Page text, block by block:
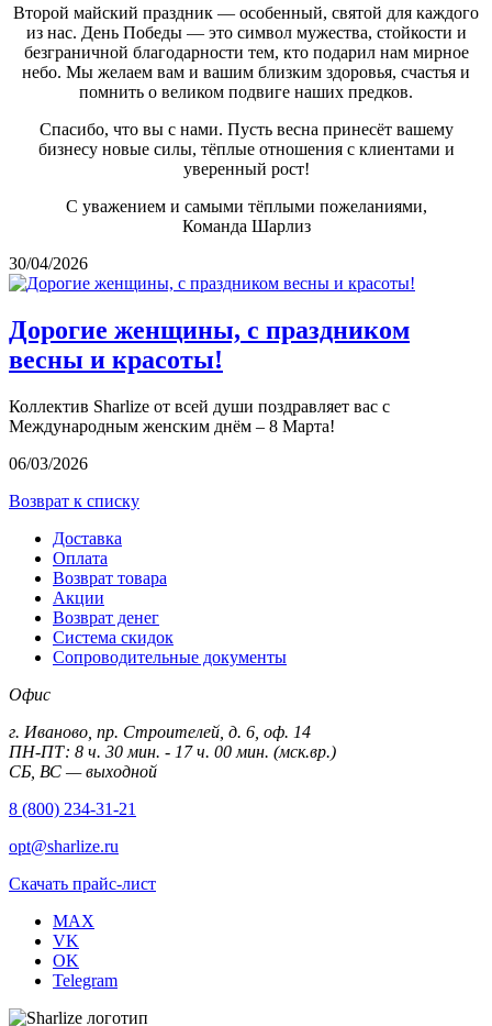
Второй майский праздник — особенный, святой для каждого
из нас. День Победы — это символ мужества, стойкости и
безграничной благодарности тем, кто подарил нам мирное
небо. Мы желаем вам и вашим близким здоровья, счастья и
помнить о великом подвиге наших предков.
Спасибо, что вы с нами. Пусть весна принесёт вашему
бизнесу новые силы, тёплые отношения с клиентами и
уверенный рост!
С уважением и самыми тёплыми пожеланиями,
Команда Шарлиз
30/04/2026
Дорогие женщины, с праздником
весны и красоты!
Коллектив Sharlize от всей души поздравляет вас с
Международным женским днём – 8 Марта!
06/03/2026
Возврат к списку
Доставка
Оплата
Возврат товара
Акции
Возврат денег
Система скидок
Сопроводительные документы
Офис
г. Иваново, пр. Строителей, д. 6, оф. 14
ПН-ПТ: 8 ч. 30 мин. - 17 ч. 00 мин. (мск.вр.)
СБ, ВС — выходной
8 (800) 234-31-21
opt@sharlize.ru
Скачать прайс-лист
MAX
VK
OK
Telegram